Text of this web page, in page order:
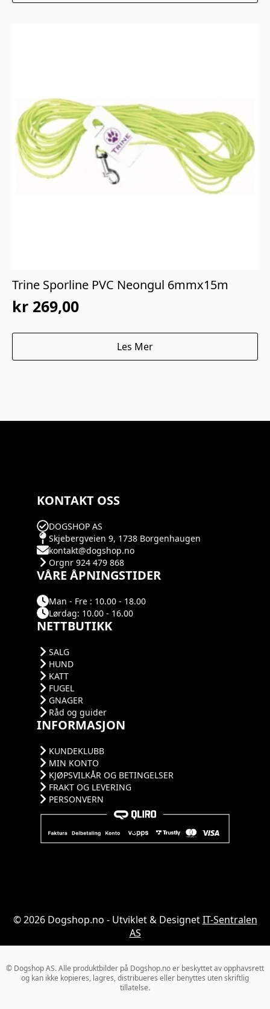
Trine Sporline PVC Neongul 6mmx15m
kr 269,00
Les Mer
KONTAKT OSS
DOGSHOP AS
Skjebergveien 9, 1738 Borgenhaugen
kontakt@dogshop.no
Orgnr 924 479 868
VÅRE ÅPNINGSTIDER
Man - Fre : 10.00 - 18.00
Lørdag: 10.00 - 16.00
NETTBUTIKK
SALG
HUND
KATT
FUGEL
GNAGER
Råd og guider
INFORMASJON
KUNDEKLUBB
MIN KONTO
KJØPSVILKÅR OG BETINGELSER
FRAKT OG LEVERING
PERSONVERN
© 2026 Dogshop.no - Utviklet & DesignetIT-Sentralen
AS
© Dogshop AS. Alle produktbilder på Dogshop.no er beskyttet av opphavsrett
og kan ikke kopieres, lagres, distribueres eller benyttes uten skriftlig
tillatelse.